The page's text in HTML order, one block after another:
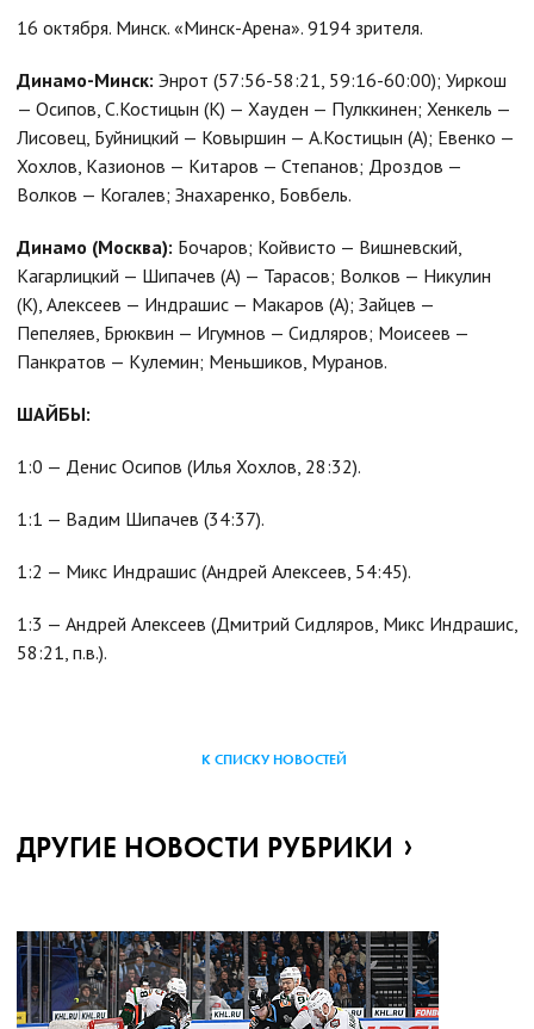
16 октября. Минск. «Минск-Арена». 9194 зрителя.
Динамо-Минск: Энрот (57:56-58:21, 59:16-60:00); Уиркош
— Осипов, С.Костицын (К) — Хауден — Пулккинен; Хенкель —
Лисовец, Буйницкий — Ковыршин — А.Костицын (А); Евенко —
Хохлов, Казионов — Китаров — Степанов; Дроздов —
Волков — Когалев; Знахаренко, Бовбель.
Динамо (Москва): Бочаров; Койвисто — Вишневский,
Кагарлицкий — Шипачев (А) — Тарасов; Волков — Никулин
(К), Алексеев — Индрашис — Макаров (А); Зайцев —
Пепеляев, Брюквин — Игумнов — Сидляров; Моисеев —
Панкратов — Кулемин; Меньшиков, Муранов.
ШАЙБЫ:
1:0 — Денис Осипов (Илья Хохлов, 28:32).
1:1 — Вадим Шипачев (34:37).
1:2 — Микс Индрашис (Андрей Алексеев, 54:45).
1:3 — Андрей Алексеев (Дмитрий Сидляров, Микс Индрашис,
58:21, п.в.).
К СПИСКУ НОВОСТЕЙ
ДРУГИЕ НОВОСТИ РУБРИКИ